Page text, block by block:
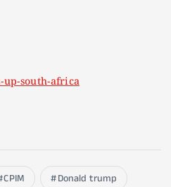
south-africa
CPIM
Donald trump